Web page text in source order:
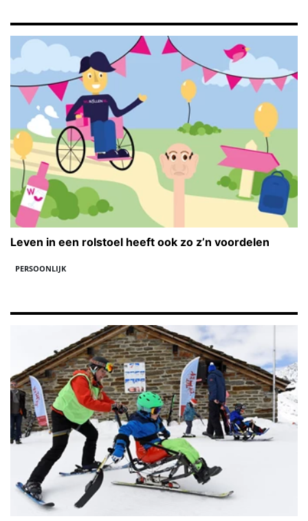
Leven in een rolstoel heeft ook zo z’n voordelen
PERSOONLIJK